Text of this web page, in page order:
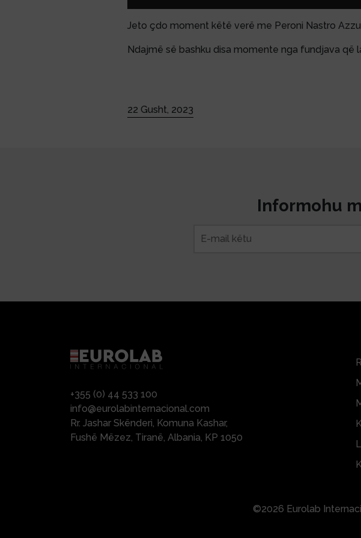
Jeto çdo moment këtë verë me Peroni Nastro
Ndajmë së bashku disa momente nga fundjava që
22 Gusht, 2023
Informohu
+355 (0) 44 533 100
info@eurolabinternacional.com
Rr. Jashar Skënderi, Komuna Kashar,
Fushë Mëzez, Tiranë, Albania, KP 1050
©2026 Eurolab